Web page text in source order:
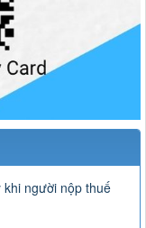
khi người nộp thuế